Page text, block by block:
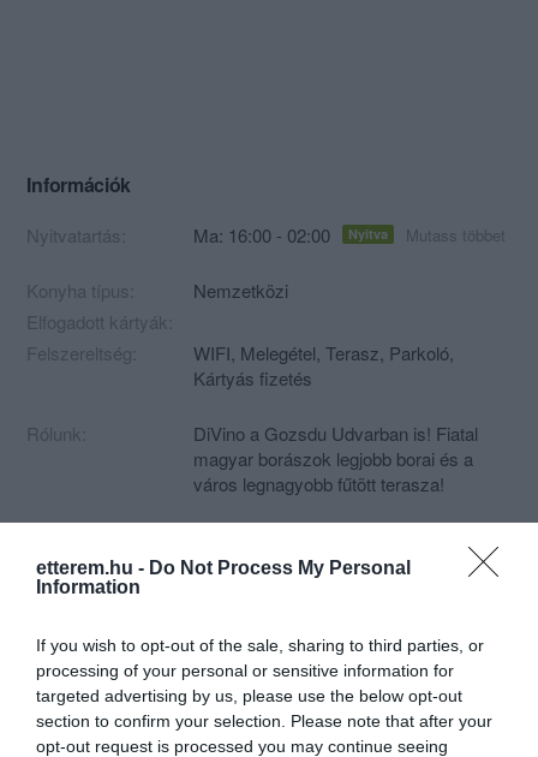
etterem.hu - Do Not Process My Personal
Information
If you wish to opt-out of the sale, sharing to third parties, or
processing of your personal or sensitive information for
targeted advertising by us, please use the below opt-out
section to confirm your selection. Please note that after your
opt-out request is processed you may continue seeing
Információk
Nyitvatartás: Ma: 16:00 - 02:00 Nyitva Mutass többet
Konyha típus:
Nemzetközi
Elfogadott kártyák:
Felszereltség:
WIFI, Melegétel, Terasz, Parkoló,
Kártyás fizetés
Rólunk:
DiVino a Gozsdu Udvarban is! Fiatal
magyar borászok legjobb borai és a
város legnagyobb fűtött terasza!
Kapcsolat
+36 70 413 4899
gozsdu@divinowinebar.hu
http://divinoborbar.hu